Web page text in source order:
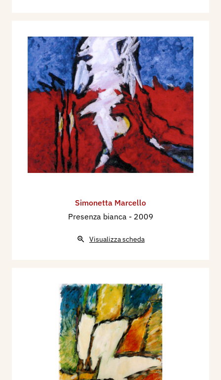
Simonetta Marcello
Presenza bianca - 2009
Visualizza scheda